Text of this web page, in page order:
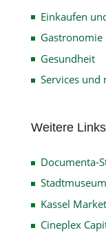
Einkaufen
Gastronomie
Gesundheit
Services und
Weitere Links
Documenta-
Kassel
Cineplex